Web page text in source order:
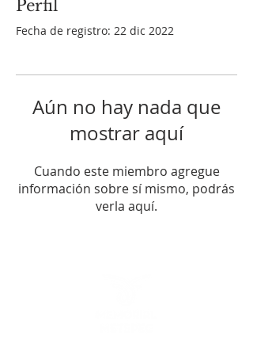
Perfil
Fecha de registro: 22 dic 2022
Aún no hay nada que
mostrar aquí
Cuando este miembro agregue
información sobre sí mismo, podrás
verla aquí.